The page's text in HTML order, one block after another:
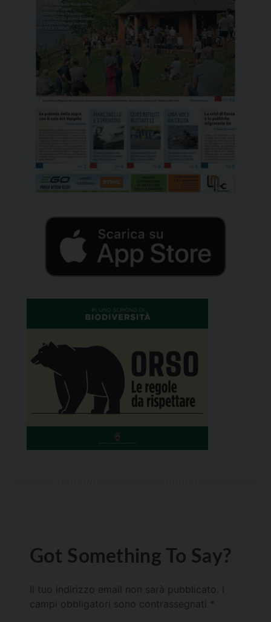
Got Something To Say?
Il tuo indirizzo email non sarà pubblicato.
campi obbligatori sono contrassegnati *